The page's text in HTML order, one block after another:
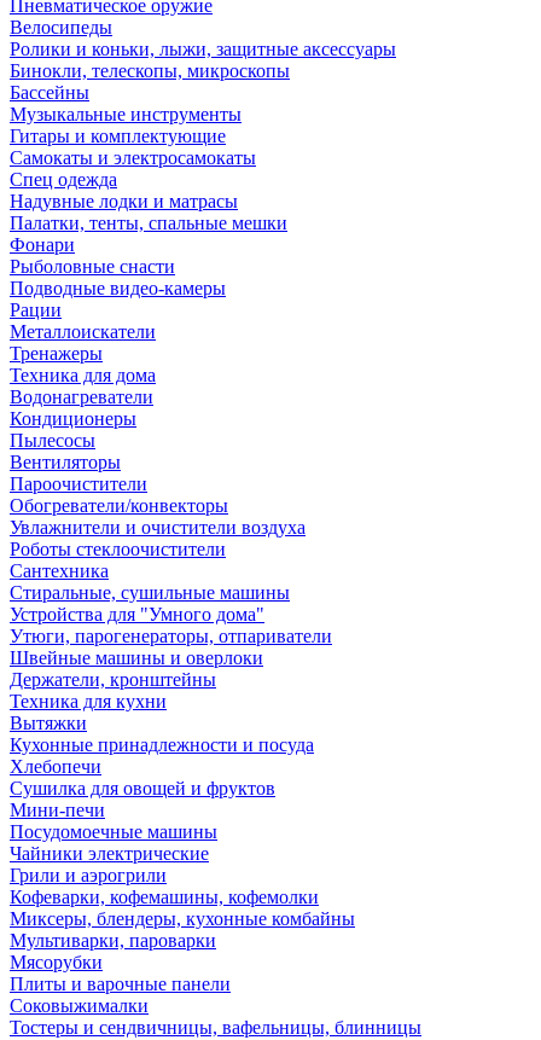
Пневматическое оружие
Велосипеды
Ролики и коньки, лыжи, защитные аксессуары
Бинокли, телескопы, микроскопы
Бассейны
Музыкальные инструменты
Гитары и комплектующие
Самокаты и электросамокаты
Спец одежда
Надувные лодки и матрасы
Палатки, тенты, спальные мешки
Фонари
Рыболовные снасти
Подводные видео-камеры
Рации
Металлоискатели
Тренажеры
Техника для дома
Водонагреватели
Кондиционеры
Пылесосы
Вентиляторы
Пароочистители
Обогреватели/конвекторы
Увлажнители и очистители воздуха
Роботы стеклоочистители
Сантехника
Стиральные, сушильные машины
Устройства для "Умного дома"
Утюги, парогенераторы, отпариватели
Швейные машины и оверлоки
Держатели, кронштейны
Техника для кухни
Вытяжки
Кухонные принадлежности и посуда
Хлебопечи
Сушилка для овощей и фруктов
Мини-печи
Посудомоечные машины
Чайники электрические
Грили и аэрогрили
Кофеварки, кофемашины, кофемолки
Миксеры, блендеры, кухонные комбайны
Мультиварки, пароварки
Мясорубки
Плиты и варочные панели
Соковыжималки
Тостеры и сендвичницы, вафельницы, блинницы